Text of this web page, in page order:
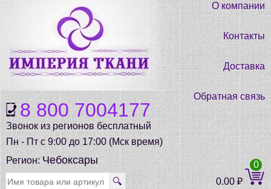
8 800 7004177
Звонок из регионов бесплатный
Пн - Пт с 9:00 до 17:00 (Мск время)
О компании
Контакты
Доставка
Обратная связь
Регион:Чебоксары
🔍 0.00₽
0